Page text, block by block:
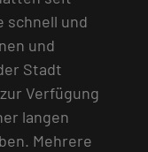
schnell und
und
Stadt
Verfügung
langen
Mehrere